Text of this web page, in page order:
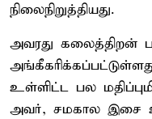
நிலைநிறுத்தியது.
அவரது கலைத்திறன்
உள்ளிட்ட பல
அவர், சமகால இசை